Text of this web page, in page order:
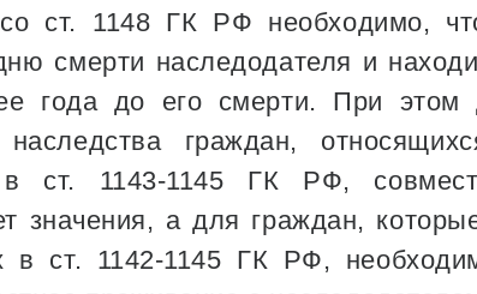
ст. 1148 ГК РФ необходимо,
смерти наследодателя и
года до его смерти. При этом
граждан,
ст. 1143-1145 ГК РФ,
значения, а для граждан,
в ст. 1142-1145 ГК РФ,